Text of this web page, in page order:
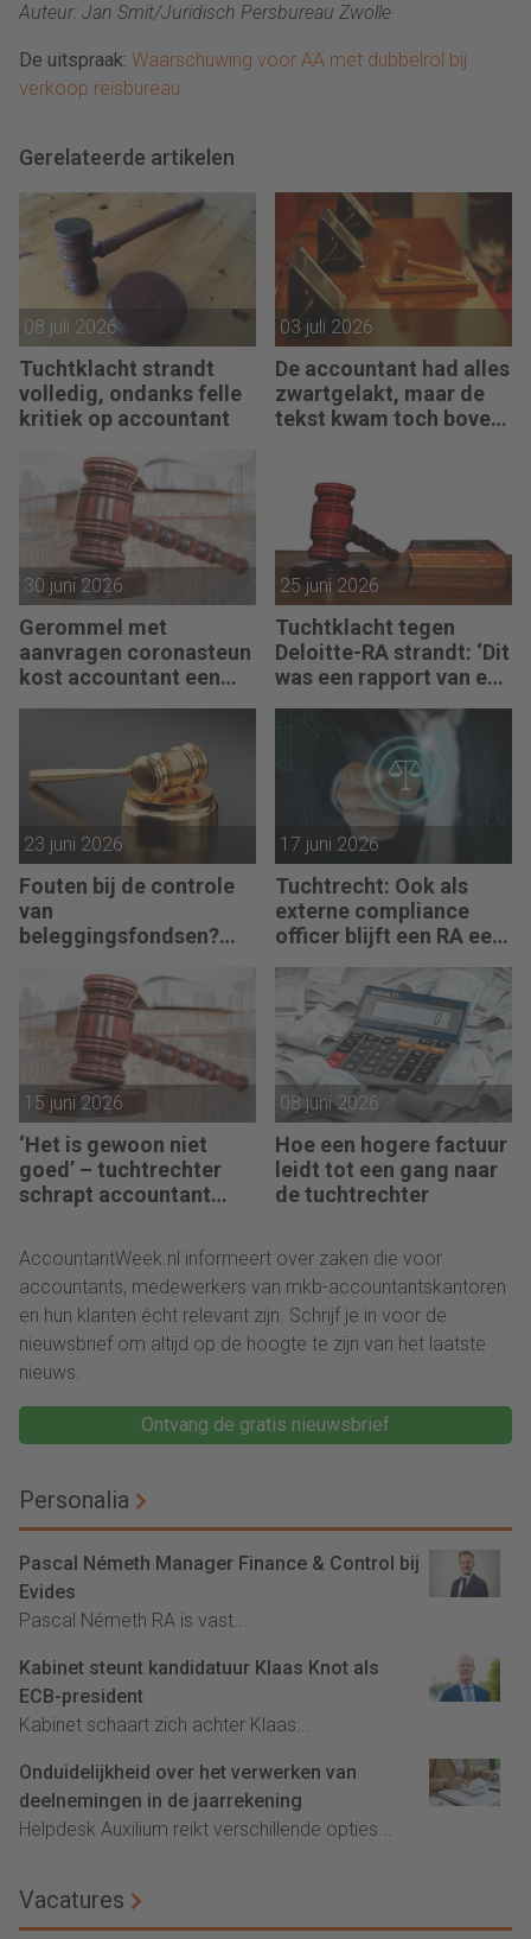
Auteur: Jan Smit/Juridisch Persbureau Zwolle
De uitspraak: Waarschuwing voor AA met dubbelrol bij
verkoop reisbureau
Gerelateerde artikelen
08 juli 2026
Tuchtklacht strandt
volledig, ondanks felle
kritiek op accountant
03 juli 2026
De accountant had alles
zwartgelakt, maar de
tekst kwam toch boven
30 juni 2026
Gerommel met
aanvragen coronasteun
kost accountant een
maand doorhaling
25 juni 2026
Tuchtklacht tegen
Deloitte-RA strandt: ‘Dit
was een rapport van een
partijdeskundige’
23 juni 2026
Fouten bij de controle
van
beleggingsfondsen?
17 juni 2026
Tuchtrecht: Ook als
externe compliance
officer blijft een RA een
RA
15 juni 2026
‘Het is gewoon niet
goed’ – tuchtrechter
schrapt accountant
08 juni 2026
Hoe een hogere factuur
leidt tot een gang naar
de tuchtrechter
AccountantWeek.nl informeert over zaken die voor
accountants, medewerkers van mkb-accountantskantoren
en hun klanten écht relevant zijn. Schrijf je in voor de
nieuwsbrief om altijd op de hoogte te zijn van het laatste
nieuws.
Ontvang de gratis nieuwsbrief
Personalia
Pascal Németh Manager Finance & Control bij
Evides
Pascal Németh RA is vast...
Kabinet steunt kandidatuur Klaas Knot als
ECB-president
Kabinet schaart zich achter Klaas...
Onduidelijkheid over het verwerken van
deelnemingen in de jaarrekening
Helpdesk Auxilium reikt verschillende opties...
Vacatures